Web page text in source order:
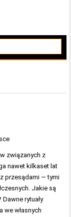
związanych z
nawet kilkaset lat
przesądami — tymi
Jakie są
rytuały
we własnych